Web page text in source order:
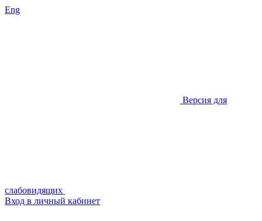
Eng
Версия для
слабовидящих
Вход в личный кабинет